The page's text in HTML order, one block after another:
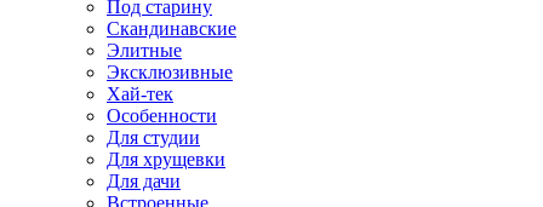
Под старину
Скандинавские
Элитные
Эксклюзивные
Хай-тек
Особенности
Для студии
Для хрущевки
Для дачи
Встроенные